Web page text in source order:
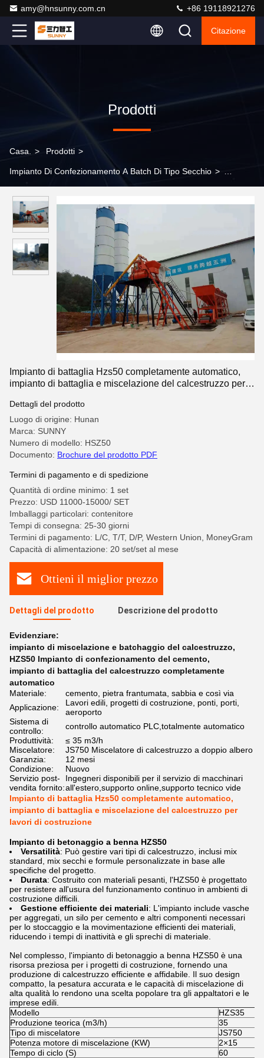
amy@hnsunny.com.cn +86 19118921276
Citazione
Prodotti
Casa. > Prodotti >
Impianto Di Confezionamento A Batch Di Tipo Secchio >
di battaglia e miscelazione del calcestruzzo per lavori di
costruzione
Impianto di battaglia Hzs50 completamente automatico,
impianto di battaglia e miscelazione del calcestruzzo per
Dettagli del prodotto
Luogo di origine: Hunan
Marca: SUNNY
Numero di modello: HSZ50
Documento: Brochure del prodotto PDF
Termini di pagamento e di spedizione
Quantità di ordine minimo: 1 set
Prezzo: USD 11000-15000/ SET
Imballaggi particolari: contenitore
Tempi di consegna: 25-30 giorni
Termini di pagamento: L/C, T/T, D/P, Western Union, MoneyGram
Capacità di alimentazione: 20 set/set al mese
Ottieni il miglior prezzo
Dettagli del prodotto Descrizione del prodotto
Evidenziare:
impianto di miscelazione e batchaggio del calcestruzzo,
HZS50 Impianto di confezionamento del cemento,
impianto di battaglia del calcestruzzo completamente
automatico
Materiale:
cemento, pietra frantumata, sabbia e così via
Applicazione:
Lavori edili, progetti di costruzione, ponti, porti,
aeroporto
Sistema di
controllo:
controllo automatico PLC,totalmente automatico
Produttività:
≤ 35 m3/h
Miscelatore:
JS750 Miscelatore di calcestruzzo a doppio albero
Garanzia:
12 mesi
Condizione:
Nuovo
Servizio post-
vendita fornito:
Ingegneri disponibili per il servizio di macchinari
all'estero,supporto online,supporto tecnico vide
Impianto di battaglia Hzs50 completamente automatico,
impianto di battaglia e miscelazione del calcestruzzo per
lavori di costruzione
Impianto di betonaggio a benna HZS50
Versatilità: Può gestire vari tipi di calcestruzzo, inclusi mix
standard, mix secchi e formule personalizzate in base alle
specifiche del progetto.
Durata: Costruito con materiali pesanti, l'HZS50 è progettato
per resistere all'usura del funzionamento continuo in ambienti di
costruzione difficili.
Gestione efficiente dei materiali: L'impianto include vasche
per aggregati, un silo per cemento e altri componenti necessari
per lo stoccaggio e la movimentazione efficienti dei materiali,
riducendo i tempi di inattività e gli sprechi di materiale.
Nel complesso, l'impianto di betonaggio a benna HZS50 è una
risorsa preziosa per i progetti di costruzione, fornendo una
produzione di calcestruzzo efficiente e affidabile. Il suo design
compatto, la pesatura accurata e le capacità di miscelazione di
alta qualità lo rendono una scelta popolare tra gli appaltatori e le
imprese edili.
Modello
HZS35
Produzione teorica (m3/h)
35
Tipo di miscelatore
JS750
Potenza motore di miscelazione (KW)
2×15
Tempo di ciclo (S)
60